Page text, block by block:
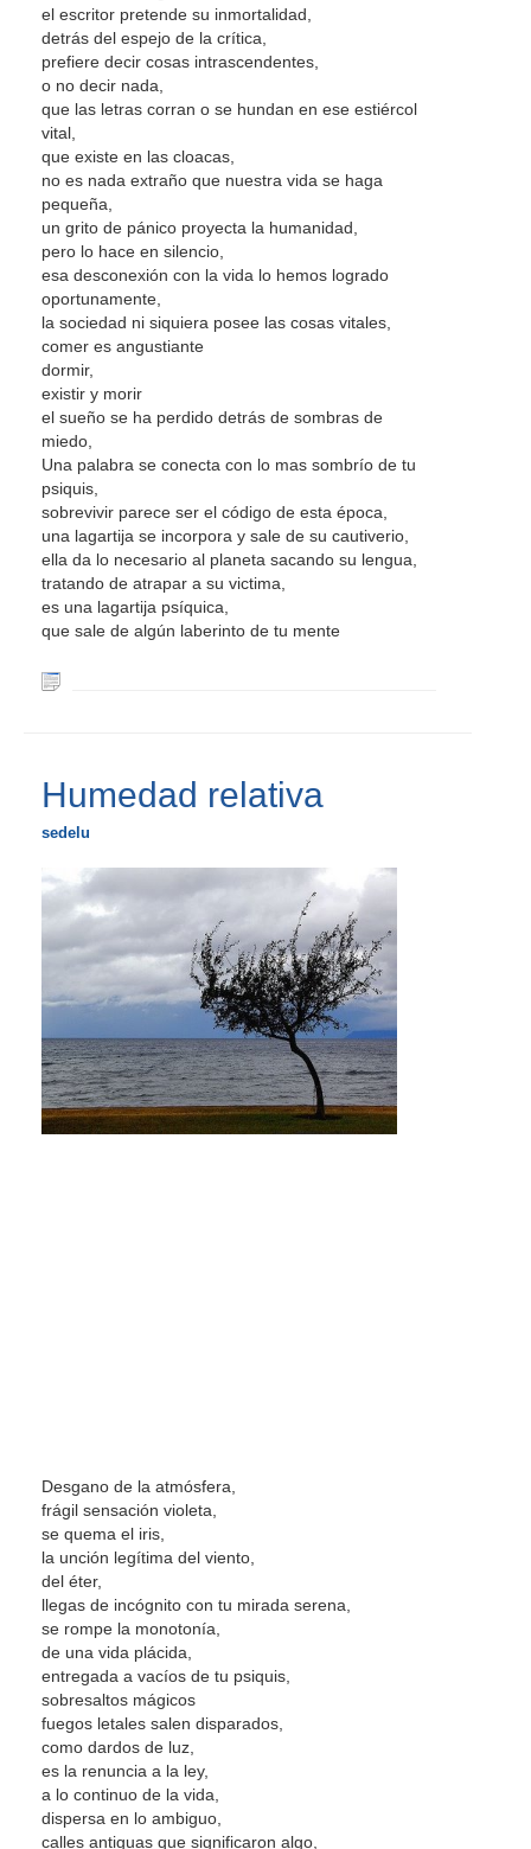
el escritor pretende su inmortalidad,
detrás del espejo de la crítica,
prefiere decir cosas intrascendentes,
o no decir nada,
que las letras corran o se hundan en ese estiércol
vital,
que existe en las cloacas,
no es nada extraño que nuestra vida se haga
pequeña,
un grito de pánico proyecta la humanidad,
pero lo hace en silencio,
esa desconexión con la vida lo hemos logrado
oportunamente,
la sociedad ni siquiera posee las cosas vitales,
comer es angustiante
dormir,
existir y morir
el sueño se ha perdido detrás de sombras de
miedo,
Una palabra se conecta con lo mas sombrío de tu
psiquis,
sobrevivir parece ser el código de esta época,
una lagartija se incorpora y sale de su cautiverio,
ella da lo necesario al planeta sacando su lengua,
tratando de atrapar a su victima,
es una lagartija psíquica,
que sale de algún laberinto de tu mente
Humedad relativa
sedelu
Desgano de la atmósfera,
frágil sensación violeta,
se quema el iris,
la unción legítima del viento,
del éter,
llegas de incógnito con tu mirada serena,
se rompe la monotonía,
de una vida plácida,
entregada a vacíos de tu psiquis,
sobresaltos mágicos
fuegos letales salen disparados,
como dardos de luz,
es la renuncia a la ley,
a lo continuo de la vida,
dispersa en lo ambiguo,
calles antiguas que significaron algo,